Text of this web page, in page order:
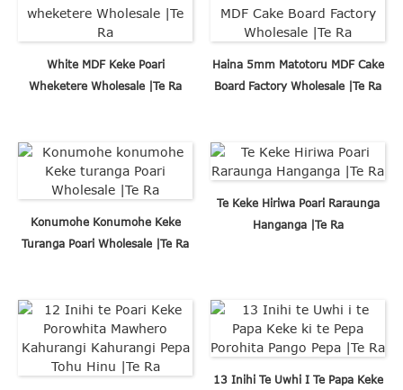
White MDF Keke Poari
Wheketere Wholesale |Te Ra
Haina 5mm Matotoru MDF Cake
Board Factory Wholesale |Te Ra
Konumohe Konumohe Keke
Turanga Poari Wholesale |Te Ra
Te Keke Hiriwa Poari Raraunga
Hanganga |Te Ra
13 Inihi Te Uwhi I Te Papa Keke